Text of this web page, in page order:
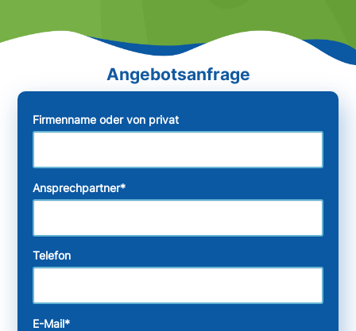
Firmenname oder von privat
Ansprechpartner*
Telefon
E-Mail*